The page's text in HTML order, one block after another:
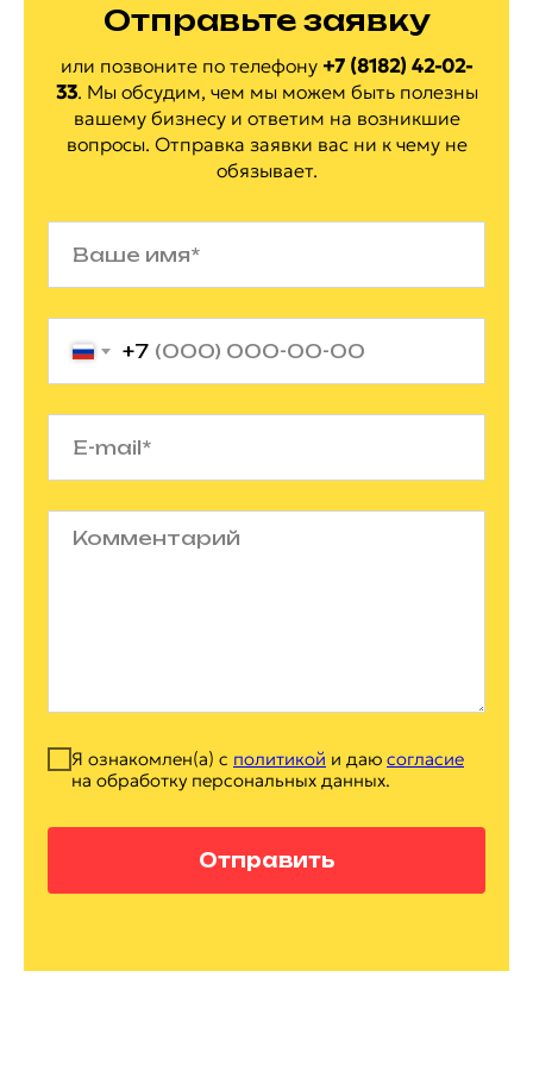
Отправьте заявку
или позвоните по телефону +7 (8182) 42-02-
33. Мы обсудим, чем мы можем быть полезны
вашему бизнесу и ответим на возникшие
вопросы. Отправка заявки вас ни к чему не
обязывает.
+7
Я ознакомлен(а) с политикой и даю согласие
на обработку персональных данных.
Отправить